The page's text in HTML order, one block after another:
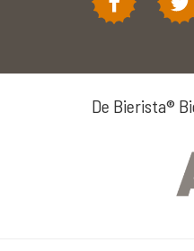
De Bierista®